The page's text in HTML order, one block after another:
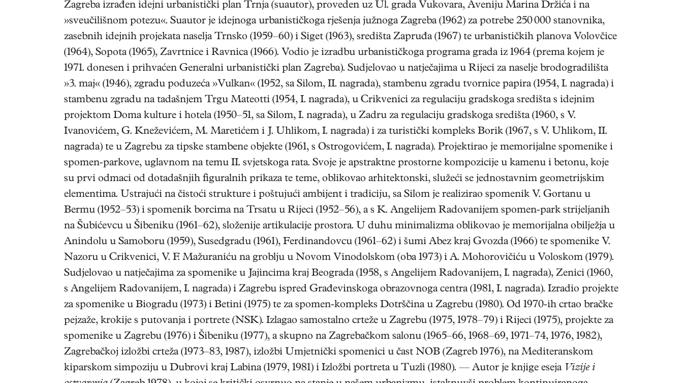
Zagreba izrađen idejni urbanistički plan Trnja (suautor), proveden uz Ul. grada Vukovara, Aveniju Marina Držića i na
»sveučilišnom potezu«. Suautor je idejnoga urbanističkoga rješenja južnoga Zagreba (1962) za potrebe 250 000 stanovnika,
zasebnih idejnih projekata naselja Trnsko (1959–60) i Siget (1963), središta Zapruđa (1967) te urbanističkih planova Volovčice
(1964), Sopota (1965), Zavrtnice i Ravnica (1966). Vodio je izradbu urbanističkoga programa grada iz 1964 (prema kojem je
1971. donesen i prihvaćen Generalni urbanistički plan Zagreba). Sudjelovao u natječajima u Rijeci za naselje brodogradilišta
»3. maj« (1946), zgradu poduzeća »Vulkan« (1952, sa Silom, II. nagrada), stambenu zgradu tvornice papira (1954, I. nagrada) i
stambenu zgradu na tadašnjem Trgu Mateotti (1954, I. nagrada), u Crikvenici za regulaciju gradskoga središta s idejnim
projektom Doma kulture i hotela (1950–51, sa Silom, I. nagrada), u Zadru za regulaciju gradskoga središta (1960, s V.
Ivanovićem, G. Kneževićem, M. Maretićem i J. Uhlikom, I. nagrada) i za turistički kompleks Borik (1967, s V. Uhlikom, II.
nagrada) te u Zagrebu za tipske stambene objekte (1961, s Ostrogovićem, I. nagrada). Projektirao je memorijalne spomenike i
spomen-parkove, uglavnom na temu II. svjetskoga rata. Svoje je apstraktne prostorne kompozicije u kamenu i betonu, koje
su prvi odmaci od dotadašnjih figuralnih prikaza te teme, oblikovao arhitektonski, služeći se jednostavnim geometrijskim
elementima. Ustrajući na čistoći strukture i poštujući ambijent i tradiciju, sa Silom je realizirao spomenik V. Gortanu u
Bermu (1952–53) i spomenik borcima na Trsatu u Rijeci (1952–56), a s K. Angelijem Radovanijem spomen-park strijeljanih
na Šubićevcu u Šibeniku (1961–62), složenije artikulacije prostora. U duhu minimalizma oblikovao je memorijalna obilježja u
Anindolu u Samoboru (1959), Susedgradu (1961), Ferdinandovcu (1961–62) i šumi Abez kraj Gvozda (1966) te spomenike V.
Nazoru u Crikvenici, V. F. Mažuraniću na groblju u Novom Vinodolskom (oba 1973) i A. Mohorovičiću u Voloskom (1979).
Sudjelovao u natječajima za spomenike u Jajincima kraj Beograda (1958, s Angelijem Radovanijem, I. nagrada), Zenici (1960,
s Angelijem Radovanijem, I. nagrada) i Zagrebu ispred Građevinskoga obrazovnoga centra (1981, I. nagrada). Izradio projekte
za spomenike u Biogradu (1973) i Betini (1975) te za spomen-kompleks Dotrščina u Zagrebu (1980). Od 1970-ih crtao bračke
pejzaže, krokije s putovanja i portrete (NSK). Izlagao samostalno crteže u Zagrebu (1975, 1978–79) i Rijeci (1975), projekte za
spomenike u Zagrebu (1976) i Šibeniku (1977), a skupno na Zagrebačkom salonu (1965–66, 1968–69, 1971–74, 1976, 1982),
Zagrebačkoj izložbi crteža (1973–83, 1987), izložbi Umjetnički spomenici u čast NOB (Zagreb 1976), na Mediteranskom
kiparskom simpoziju u Dubrovi kraj Labina (1979, 1981) i Izložbi portreta u Tuzli (1980). — Autor je knjige eseja Vizije i